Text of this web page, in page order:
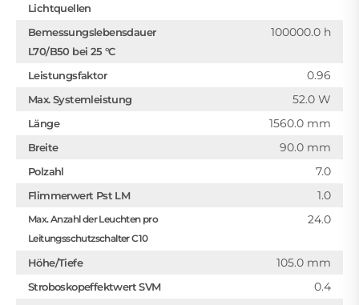
Lichtquellen
Bemessungslebensdauer
L70/B50 bei 25 °C
100000.0 h
Leistungsfaktor 0.96
Max. Systemleistung 52.0 W
Länge 1560.0 mm
Breite 90.0 mm
Polzahl 7.0
Flimmerwert Pst LM 1.0
Max. Anzahl der Leuchten pro
Leitungsschutzschalter C10
24.0
Höhe/Tiefe 105.0 mm
Stroboskopeffektwert SVM 0.4